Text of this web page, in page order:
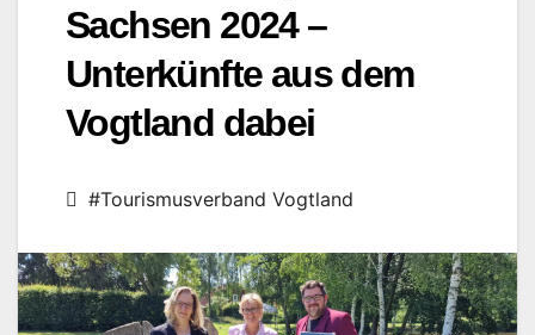
Sachsen 2024 –
Unterkünfte aus dem
Vogtland dabei
#Tourismusverband Vogtland